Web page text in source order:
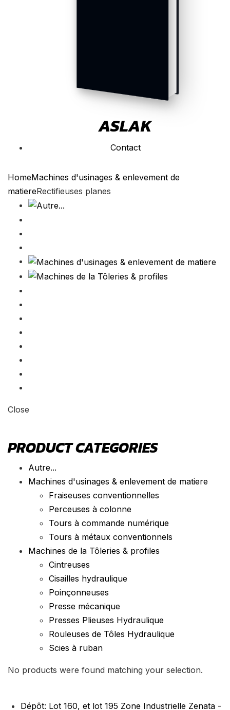
ASLAK
Contact
HomeMachines d'usinages & enlevement de
matiereRectifieuses planes
Close
PRODUCT CATEGORIES
Autre...
Machines d'usinages & enlevement de matiere
Fraiseuses conventionnelles
Perceuses à colonne
Tours à commande numérique
Tours à métaux conventionnels
Machines de la Tôleries & profiles
Cintreuses
Cisailles hydraulique
Poinçonneuses
Presse mécanique
Presses Plieuses Hydraulique
Rouleuses de Tôles Hydraulique
Scies à ruban
No products were found matching your selection.
Dépôt: Lot 160, et lot 195 Zone Industrielle Zenata -